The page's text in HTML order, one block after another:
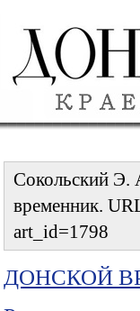
Сокольский Э.
временник.
art_id=1798
ДОНСКОЙ